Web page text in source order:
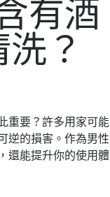
有酒
？
重要？許多用家可能
逆的損害。作為男性
還能提升你的使用體